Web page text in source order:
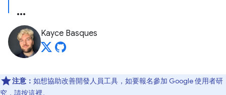
Kayce Basques
注意： 如想協助改善開發人員工具，如要報名參加 Google 使用者研
究，請按這裡。